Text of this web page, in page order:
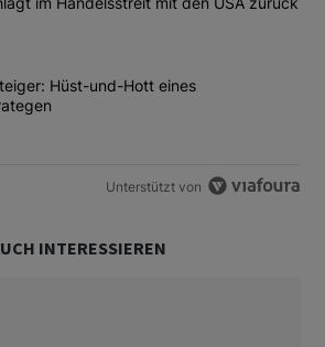
Titel "SMI-Aufsteiger: Hüst-und-Hott
Hüst-und-Hott eines
Unterstützt von
INTERESSIEREN